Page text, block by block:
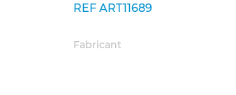
REF ART11689
Fabricant